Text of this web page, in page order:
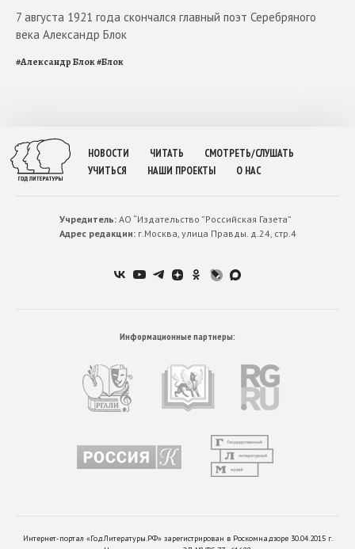
7 августа 1921 года скончался главный поэт Серебряного
века Александр Блок
#Александр Блок#Блок
НОВОСТИ ЧИТАТЬ
СМОТРЕТЬ/СЛУШАТЬ
УЧИТЬСЯ
НАШИ ПРОЕКТЫ О НАС
Учредитель:АО “Издательство ”Российская Газета”
Адрес редакции:г.Москва, улица Правды. д.24, стр.4
Информационные партнеры:
Интернет-портал «ГодЛитературы.РФ» зарегистрирован в Роскомнадзоре 30.04.2015 г.